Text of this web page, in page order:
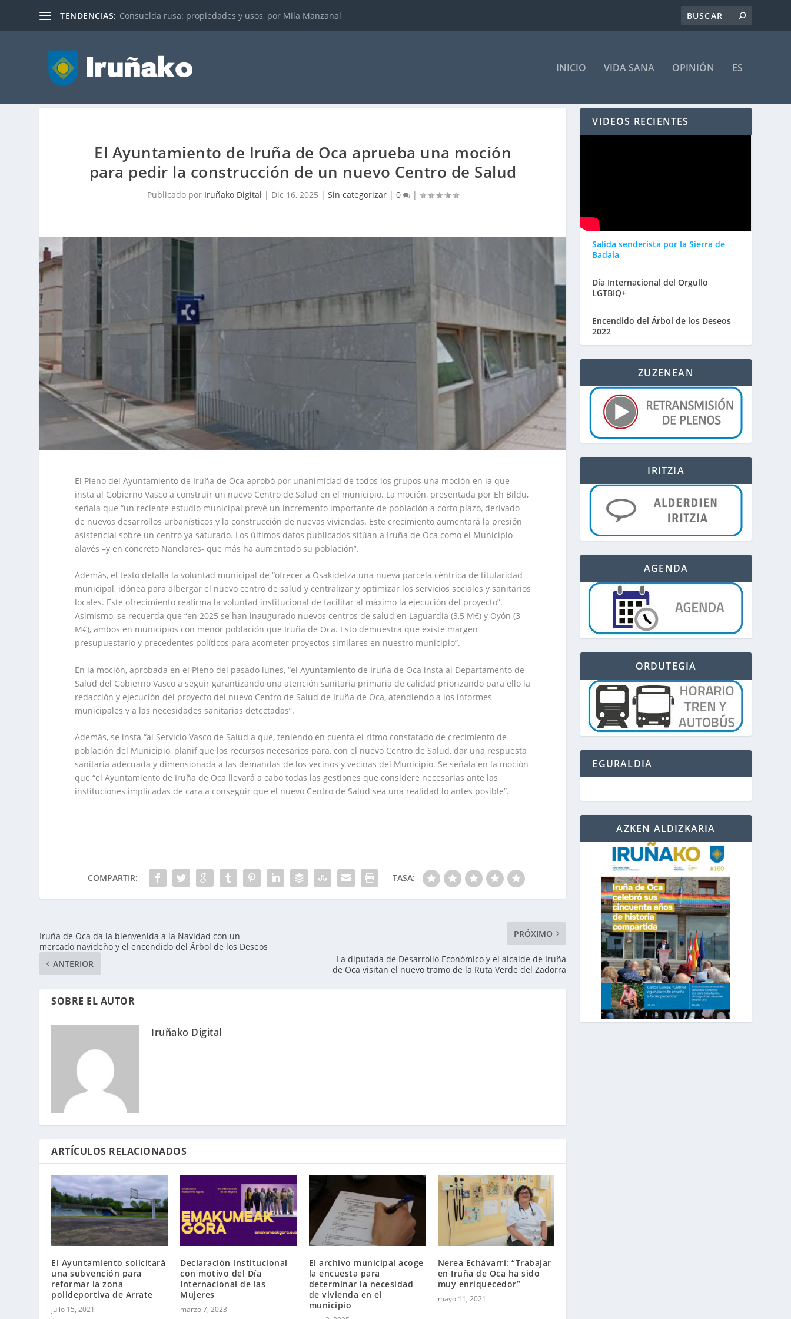
TENDENCIAS: Consuelda rusa: propiedades y usos, por Mila Manzanal
INICIO VIDA SANA OPINIÓN ES
El Ayuntamiento de Iruña de Oca aprueba una moción
para pedir la construcción de un nuevo Centro de Salud
Publicado por Iruñako Digital | Dic 16, 2025 |Sin categorizar |0 |
El Pleno del Ayuntamiento de Iruña de Oca aprobó por unanimidad de todos los grupos una moción en la que
insta al Gobierno Vasco a construir un nuevo Centro de Salud en el municipio. La moción, presentada por Eh Bildu,
señala que “un reciente estudio municipal prevé un incremento importante de población a corto plazo, derivado
de nuevos desarrollos urbanísticos y la construcción de nuevas viviendas. Este crecimiento aumentará la presión
asistencial sobre un centro ya saturado. Los últimos datos publicados sitúan a Iruña de Oca como el Municipio
alavés –y en concreto Nanclares- que más ha aumentado su población”.
Además, el texto detalla la voluntad municipal de “ofrecer a Osakidetza una nueva parcela céntrica de titularidad
municipal, idónea para albergar el nuevo centro de salud y centralizar y optimizar los servicios sociales y sanitarios
locales. Este ofrecimiento reafirma la voluntad institucional de facilitar al máximo la ejecución del proyecto”.
Asimismo, se recuerda que “en 2025 se han inaugurado nuevos centros de salud en Laguardia (3,5 M€) y Oyón (3
M€), ambos en municipios con menor población que Iruña de Oca. Esto demuestra que existe margen
presupuestario y precedentes políticos para acometer proyectos similares en nuestro municipio”.
En la moción, aprobada en el Pleno del pasado lunes, “el Ayuntamiento de Iruña de Oca insta al Departamento de
Salud del Gobierno Vasco a seguir garantizando una atención sanitaria primaria de calidad priorizando para ello la
redacción y ejecución del proyecto del nuevo Centro de Salud de Iruña de Oca, atendiendo a los informes
municipales y a las necesidades sanitarias detectadas”.
Además, se insta “al Servicio Vasco de Salud a que, teniendo en cuenta el ritmo constatado de crecimiento de
población del Municipio, planifique los recursos necesarios para, con el nuevo Centro de Salud, dar una respuesta
sanitaria adecuada y dimensionada a las demandas de los vecinos y vecinas del Municipio. Se señala en la moción
que “el Ayuntamiento de Iruña de Oca llevará a cabo todas las gestiones que considere necesarias ante las
instituciones implicadas de cara a conseguir que el nuevo Centro de Salud sea una realidad lo antes posible”.
COMPARTIR: TASA:
Iruña de Oca da la bienvenida a la Navidad con un
mercado navideño y el encendido del Árbol de los Deseos
ANTERIOR
PRÓXIMO
La diputada de Desarrollo Económico y el alcalde de Iruña
de Oca visitan el nuevo tramo de la Ruta Verde del Zadorra
SOBRE EL AUTOR
Iruñako Digital
ARTÍCULOS RELACIONADOS
El Ayuntamiento solicitará
una subvención para
reformar la zona
polideportiva de Arrate
julio 15, 2021
Declaración institucional
con motivo del Día
Internacional de las
Mujeres
marzo 7, 2023
El archivo municipal acoge
la encuesta para
determinar la necesidad
de vivienda en el
municipio
Nerea Echávarri: “Trabajar
en Iruña de Oca ha sido
muy enriquecedor”
mayo 11, 2021
VIDEOS RECIENTES
Salida senderista por la Sierra de
Badaia
Día Internacional del Orgullo
LGTBIQ+
Encendido del Árbol de los Deseos
2022
ZUZENEAN
IRITZIA
AGENDA
ORDUTEGIA
EGURALDIA
AZKEN ALDIZKARIA